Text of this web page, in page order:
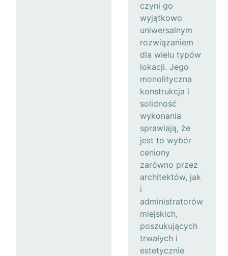
czyni go
wyjątkowo
uniwersalnym
rozwiązaniem
dla wielu typów
lokacji. Jego
monolityczna
konstrukcja i
solidność
wykonania
sprawiają, że
jest to wybór
ceniony
zarówno przez
architektów, jak
i
administratorów
miejskich,
poszukujących
trwałych i
estetycznie